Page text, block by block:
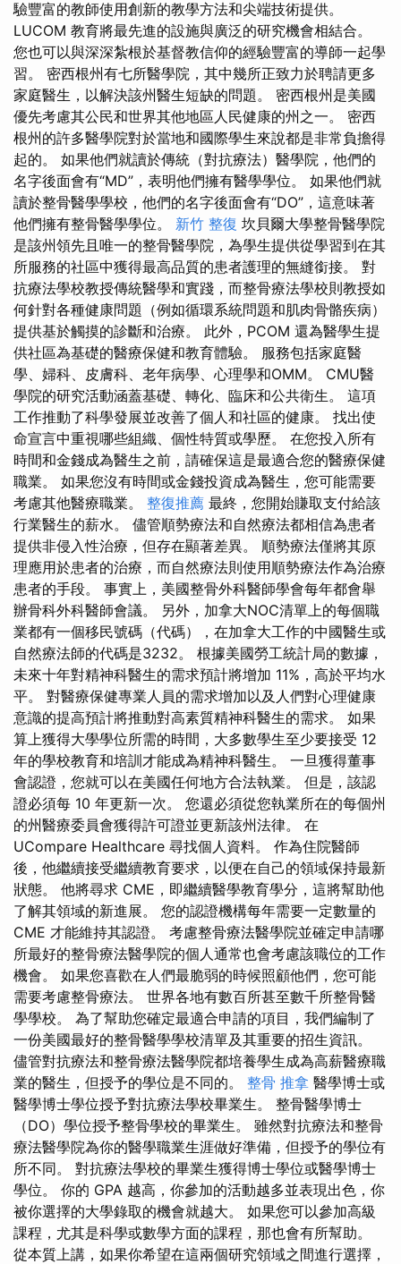
驗豐富的教師使用創新的教學方法和尖端技術提供。
LUCOM 教育將最先進的設施與廣泛的研究機會相結合。
您也可以與深深紮根於基督教信仰的經驗豐富的導師一起學
習。 密西根州有七所醫學院，其中幾所正致力於聘請更多
家庭醫生，以解決該州醫生短缺的問題。 密西根州是美國
優先考慮其公民和世界其他地區人民健康的州之一。 密西
根州的許多醫學院對於當地和國際學生來說都是非常負擔得
起的。 如果他們就讀於傳統（對抗療法）醫學院，他們的
名字後面會有“MD”，表明他們擁有醫學學位。 如果他們就
讀於整骨醫學學校，他們的名字後面會有“DO”，這意味著
他們擁有整骨醫學學位。 新竹 整復 坎貝爾大學整骨醫學院
是該州領先且唯一的整骨醫學院，為學生提供從學習到在其
所服務的社區中獲得最高品質的患者護理的無縫銜接。 對
抗療法學校教授傳統醫學和實踐，而整骨療法學校則教授如
何針對各種健康問題（例如循環系統問題和肌肉骨骼疾病）
提供基於觸摸的診斷和治療。 此外，PCOM 還為醫學生提
供社區為基礎的醫療保健和教育體驗。 服務包括家庭醫
學、婦科、皮膚科、老年病學、心理學和OMM。 CMU醫
學院的研究活動涵蓋基礎、轉化、臨床和公共衛生。 這項
工作推動了科學發展並改善了個人和社區的健康。 找出使
命宣言中重視哪些組織、個性特質或學歷。 在您投入所有
時間和金錢成為醫生之前，請確保這是最適合您的醫療保健
職業。 如果您沒有時間或金錢投資成為醫生，您可能需要
考慮其他醫療職業。 整復推薦 最終，您開始賺取支付給該
行業醫生的薪水。 儘管順勢療法和自然療法都相信為患者
提供非侵入性治療，但存在顯著差異。 順勢療法僅將其原
理應用於患者的治療，而自然療法則使用順勢療法作為治療
患者的手段。 事實上，美國整骨外科醫師學會每年都會舉
辦骨科外科醫師會議。 另外，加拿大NOC清單上的每個職
業都有一個移民號碼（代碼），在加拿大工作的中國醫生或
自然療法師的代碼是3232。 根據美國勞工統計局的數據，
未來十年對精神科醫生的需求預計將增加 11%，高於平均水
平。 對醫療保健專業人員的需求增加以及人們對心理健康
意識的提高預計將推動對高素質精神科醫生的需求。 如果
算上獲得大學學位所需的時間，大多數學生至少要接受 12
年的學校教育和培訓才能成為精神科醫生。 一旦獲得董事
會認證，您就可以在美國任何地方合法執業。 但是，該認
證必須每 10 年更新一次。 您還必須從您執業所在的每個州
的州醫療委員會獲得許可證並更新該州法律。 在
UCompare Healthcare 尋找個人資料。 作為住院醫師
後，他繼續接受繼續教育要求，以便在自己的領域保持最新
狀態。 他將尋求 CME，即繼續醫學教育學分，這將幫助他
了解其領域的新進展。 您的認證機構每年需要一定數量的
CME 才能維持其認證。 考慮整骨療法醫學院並確定申請哪
所最好的整骨療法醫學院的個人通常也會考慮該職位的工作
機會。 如果您喜歡在人們最脆弱的時候照顧他們，您可能
需要考慮整骨療法。 世界各地有數百所甚至數千所整骨醫
學學校。 為了幫助您確定最適合申請的項目，我們編制了
一份美國最好的整骨醫學學校清單及其重要的招生資訊。
儘管對抗療法和整骨療法醫學院都培養學生成為高薪醫療職
業的醫生，但授予的學位是不同的。 整骨 推拿 醫學博士或
醫學博士學位授予對抗療法學校畢業生。 整骨醫學博士
（DO）學位授予整骨學校的畢業生。 雖然對抗療法和整骨
療法醫學院為你的醫學職業生涯做好準備，但授予的學位有
所不同。 對抗療法學校的畢業生獲得博士學位或醫學博士
學位。 你的 GPA 越高，你參加的活動越多並表現出色，你
被你選擇的大學錄取的機會就越大。 如果您可以參加高級
課程，尤其是科學或數學方面的課程，那也會有所幫助。
從本質上講，如果你希望在這兩個研究領域之間進行選擇，